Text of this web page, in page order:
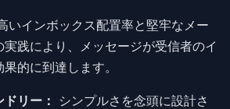
いインボックス配置率と堅牢なメー
実践により、メッセージが受信者のイ
的に到達します。
リー：
シンプルさを念頭に設計さ